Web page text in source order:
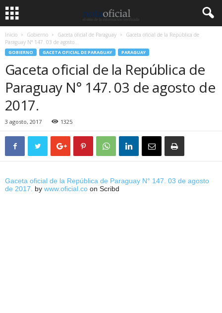
Inicio Gobierno Gaceta oficial de Paraguay
Gaceta oficial de la República de
Paraguay N° 147. 03 de agosto...
GOBIERNO GACETA OFICIAL DE PARAGUAY PARAGUAY
Gaceta oficial de la República de
Paraguay N° 147. 03 de agosto de
2017.
3 agosto, 2017 1325
Gaceta oficial de la República de Paraguay N° 147. 03 de agosto
de 2017.
by www.oficial.co on Scribd